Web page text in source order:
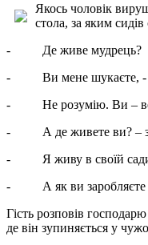
Якось чоловік
стола, за яким
- Де живе мудрець?
- Ви мене шукаєте, -
- Не розумію. Ви –
- А де живете ви? –
- Я живу в своїй
- А як ви заробляєте
Гість розповів
де він зупиняється у